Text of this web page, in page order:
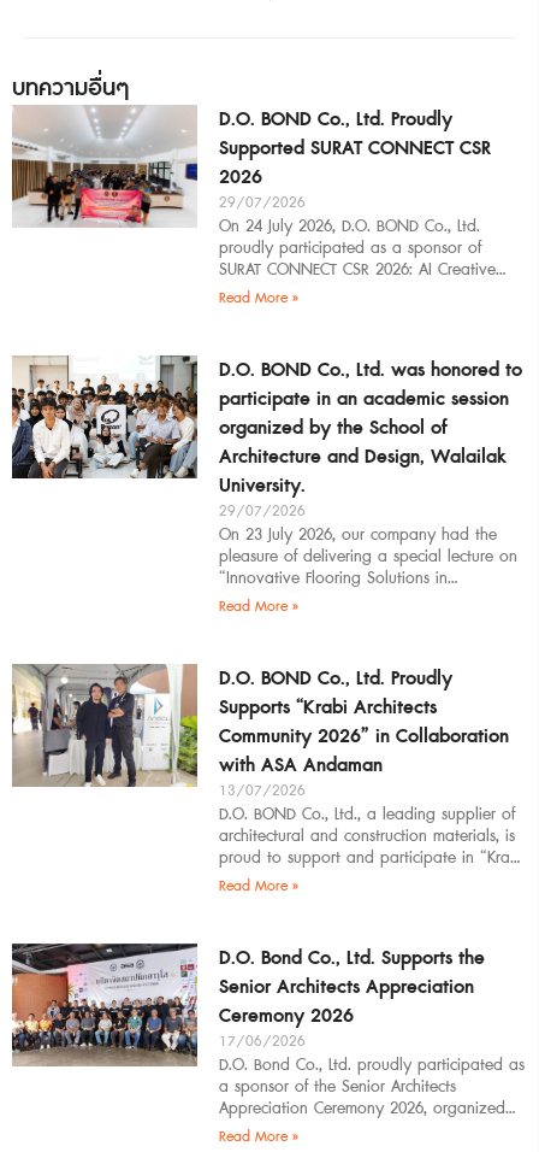
บทความอื่นๆ
D.O. BOND Co., Ltd. Proudly
Supported SURAT CONNECT CSR
2026
29/07/2026
On 24 July 2026, D.O. BOND Co., Ltd.
proudly participated as a sponsor of
SURAT CONNECT CSR 2026: AI Creative
Workflow at Surat Thani Technical
Read More »
D.O. BOND Co., Ltd. was honored to
participate in an academic session
organized by the School of
Architecture and Design, Walailak
University.
29/07/2026
On 23 July 2026, our company had the
pleasure of delivering a special lecture on
“Innovative Flooring Solutions in
Architectural Design” to students,
Read More »
D.O. BOND Co., Ltd. Proudly
Supports “Krabi Architects
Community 2026” in Collaboration
with ASA Andaman
13/07/2026
D.O. BOND Co., Ltd., a leading supplier of
architectural and construction materials, is
proud to support and participate in “Krabi
Architects Community 2026”, organized by
Read More »
D.O. Bond Co., Ltd. Supports the
Senior Architects Appreciation
Ceremony 2026
17/06/2026
D.O. Bond Co., Ltd. proudly participated as
a sponsor of the Senior Architects
Appreciation Ceremony 2026, organized
by the Southern Regional Architect
Read More »